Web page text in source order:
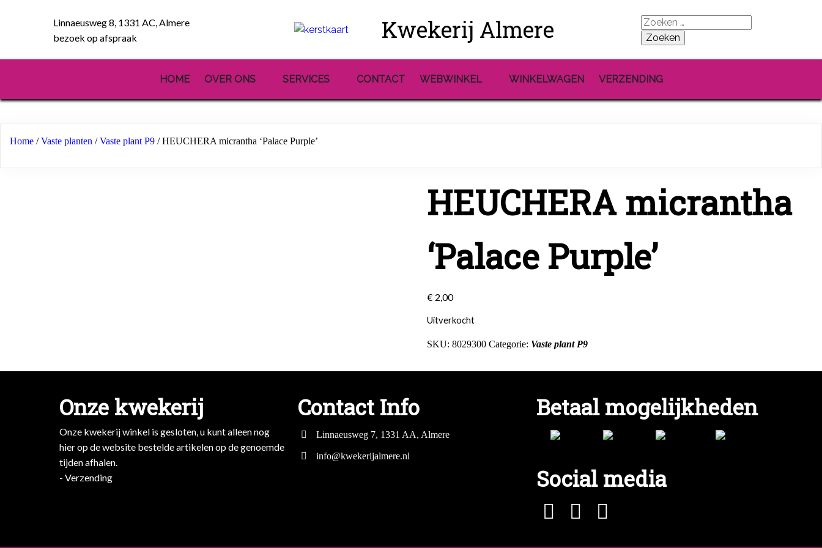
Linnaeusweg 8, 1331 AC, Almere
bezoek op afspraak
Kwekerij Almere
Zoeken
naar:
HOME OVER ONS SERVICES CONTACT WEBWINKEL WINKELWAGEN VERZENDING
Home /Vaste planten /Vaste plant P9 / HEUCHERA micrantha ‘Palace Purple’
HEUCHERA micrantha
‘Palace Purple’
€ 2,00
Uitverkocht
SKU:8029300 Categorie: Vaste plant P9
Onze kwekerij
Onze kwekerij winkel is gesloten, u kunt alleen nog
hier op de website bestelde artikelen op de genoemde
tijden afhalen.
- Verzending
Contact Info
Linnaeusweg 7, 1331 AA, Almere
info@kwekerijalmere.nl
Betaal mogelijkheden
Social media